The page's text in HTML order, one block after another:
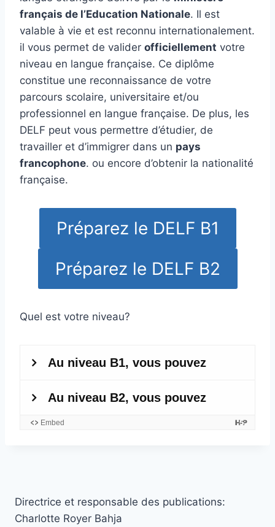
français de l’Education Nationale. Il est
valable à vie et est reconnu internationalement.
il vous permet de valider officiellement votre
niveau en langue française. Ce diplôme
constitue une reconnaissance de votre
parcours scolaire, universitaire et/ou
professionnel en langue française. De plus, les
DELF peut vous permettre d’étudier, de
travailler et d’immigrer dans un pays
francophone. ou encore d’obtenir la nationalité
française.
Préparez le DELF B1
Préparez le DELF B2
Quel est votre niveau?
Directrice et responsable des publications:
Charlotte Royer Bahja